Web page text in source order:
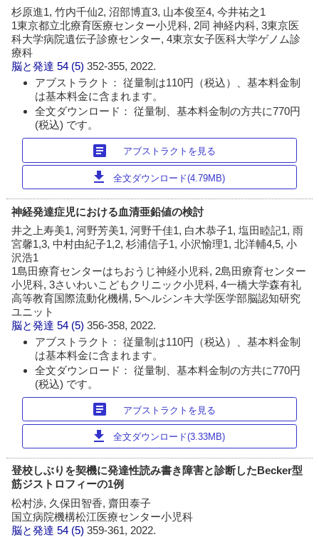
杉原進1, 竹内千仙2, 沼部博直3, 山本俊至4, 今井祐之1
1東京都立北療育医療センター小児科, 2同 神経内科, 3東京医
科大学病院遺伝子診療センター, 4東京女子医科大学ゲノム診
療科
脳と発達 54 (5)352-355, 2022.
アブストラクト： 従量制は110円（税込）、基本料金制
は基本料金に含まれます。
全文ダウンロード： 従量制、基本料金制の方共に770円
(税込) です。
article アブストラクトを見る
download 全文ダウンロード(4.79MB)
神経発達症児における血清亜鉛値の検討
井之上寿美1, 河野芳美1, 河野千佳1, 白木恭子1, 塩田睦記1, 雨
宮馨1,3, 中村由紀子1,2, 杉浦信子1, 小沢愉理1, 北洋輔4,5, 小
沢浩1
1島田療育センターはちおうじ神経小児科, 2島田療育センター
小児科, 3さいわいこどもクリニック小児科, 4一橋大学森有礼
高等教育国際流動化機構, 5ヘルシンキ大学医学部脳認知研究
ユニット
脳と発達 54 (5)356-358, 2022.
アブストラクト： 従量制は110円（税込）、基本料金制
は基本料金に含まれます。
全文ダウンロード： 従量制、基本料金制の方共に770円
(税込) です。
article アブストラクトを見る
download 全文ダウンロード(3.33MB)
登校しぶりを契機に発達性読み書き障害と診断したBecker型
筋ジストロフィーの1例
松村渉, 久保田智香, 齋田泰子
国立病院機構松江医療センター小児科
脳と発達 54 (5)359-361, 2022.